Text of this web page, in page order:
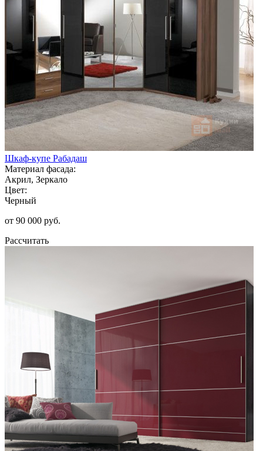
Шкаф-купе Рабадаш
Материал фасада:
Акрил, Зеркало
Цвет:
Черный
от 90 000 руб.
Рассчитать